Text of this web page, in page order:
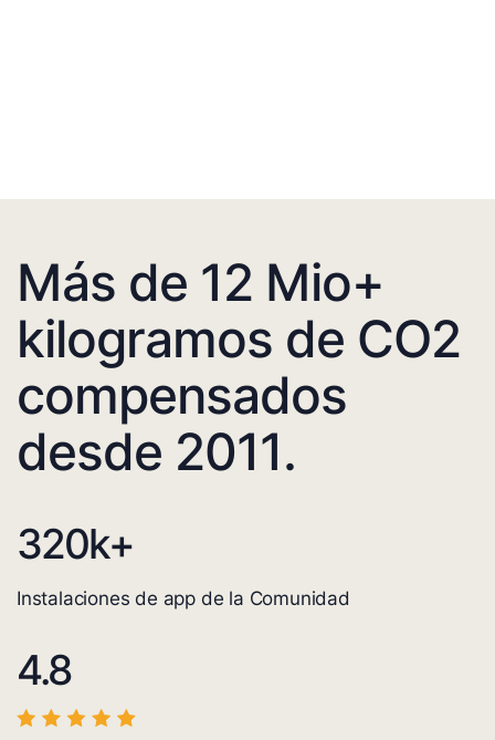
Más de 12 Mio+
kilogramos de CO2
compensados
desde 2011.
320k+
Instalaciones de app de la Comunidad
4.8